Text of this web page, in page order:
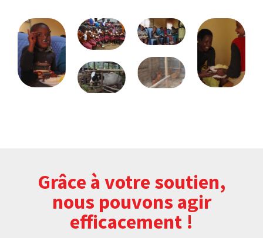
Grâce à votre soutien,
nous pouvons agir
efficacement !